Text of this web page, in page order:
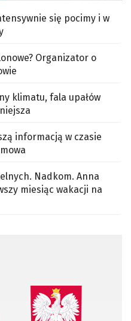
się pocimy i w
Organizator o
klimatu, fala upałów
informacją w czasie
Nadkom. Anna
miesiąc wakacji na